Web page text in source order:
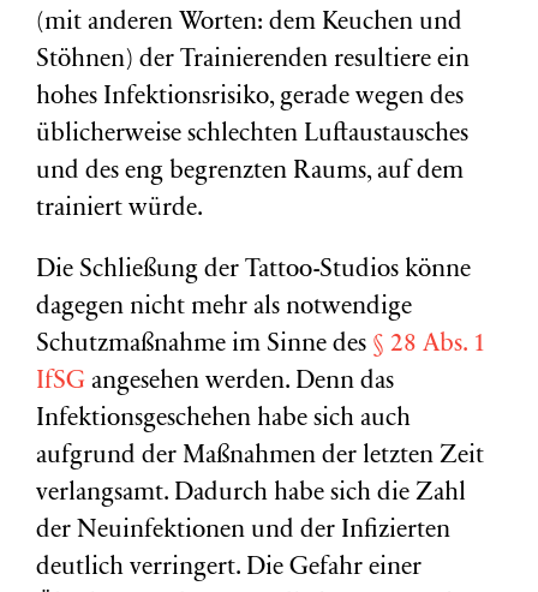
(mit anderen Worten: dem Keuchen und
Stöhnen) der Trainierenden resultiere ein
hohes Infektionsrisiko, gerade wegen des
üblicherweise schlechten Luftaustausches
und des eng begrenzten Raums, auf dem
trainiert würde.
Die Schließung der Tattoo-Studios könne
dagegen nicht mehr als notwendige
Schutzmaßnahme im Sinne des § 28 Abs. 1
IfSG angesehen werden. Denn das
Infektionsgeschehen habe sich auch
aufgrund der Maßnahmen der letzten Zeit
verlangsamt. Dadurch habe sich die Zahl
der Neuinfektionen und der Infizierten
deutlich verringert. Die Gefahr einer